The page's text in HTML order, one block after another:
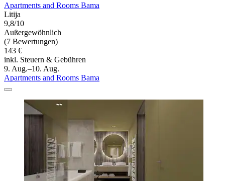
Apartments and Rooms Bama
Litija
9,8/10
Außergewöhnlich
(7 Bewertungen)
143 €
inkl. Steuern & Gebühren
9. Aug.–10. Aug.
Apartments and Rooms Bama